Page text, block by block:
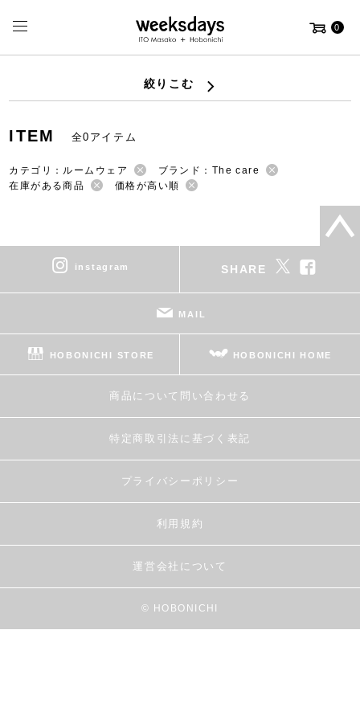
0
絞りこむ
ITEM 全0アイテム
カテゴリ：ルームウェア
ブランド：The care
在庫がある商品
価格が高い順
instagram SHARE
MAIL
HOBONICHI STORE HOBONICHI HOME
商品について問い合わせる
特定商取引法に基づく表記
プライバシーポリシー
利用規約
運営会社について
© HOBONICHI